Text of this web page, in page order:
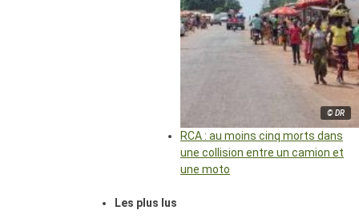
© DR
RCA : au moins cinq morts dans
une collision entre un camion et
une moto
Les plus lus